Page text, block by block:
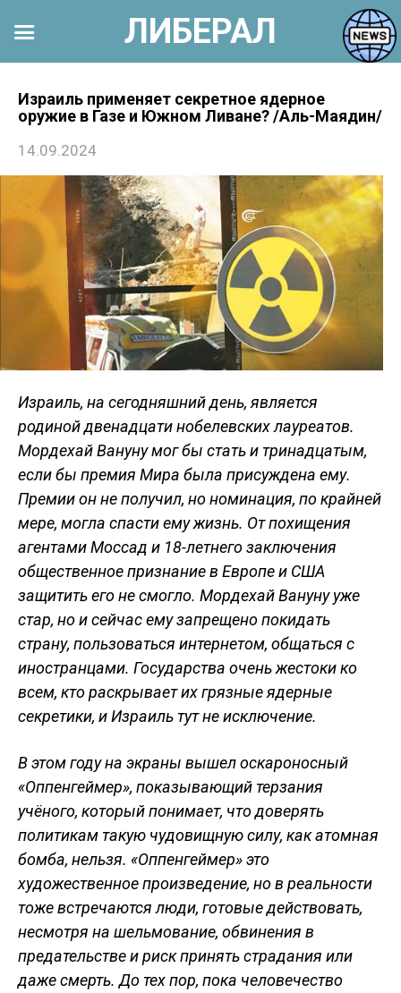
контенту
Израиль применяет секретное ядерное
оружие в Газе и Южном Ливане? /Аль-Маядин/
14.09.2024
Израиль, на сегодняшний день, является
родиной двенадцати нобелевских лауреатов.
Мордехай Вануну мог бы стать и тринадцатым,
если бы премия Мира была присуждена ему.
Премии он не получил, но номинация, по крайней
мере, могла спасти ему жизнь. От похищения
агентами Моссад и 18-летнего заключения
общественное признание в Европе и США
защитить его не смогло. Мордехай Вануну уже
стар, но и сейчас ему запрещено покидать
страну, пользоваться интернетом, общаться с
иностранцами. Государства очень жестоки ко
всем, кто раскрывает их грязные ядерные
секретики, и Израиль тут не исключение.
В этом году на экраны вышел оскароносный
«Оппенгеймер», показывающий терзания
учёного, который понимает, что доверять
политикам такую чудовищную силу, как атомная
бомба, нельзя. «Оппенгеймер» это
художественное произведение, но в реальности
тоже встречаются люди, готовые действовать,
несмотря на шельмование, обвинения в
предательстве и риск принять страдания или
даже смерть. До тех пор, пока человечество
ЛИБЕРАЛ